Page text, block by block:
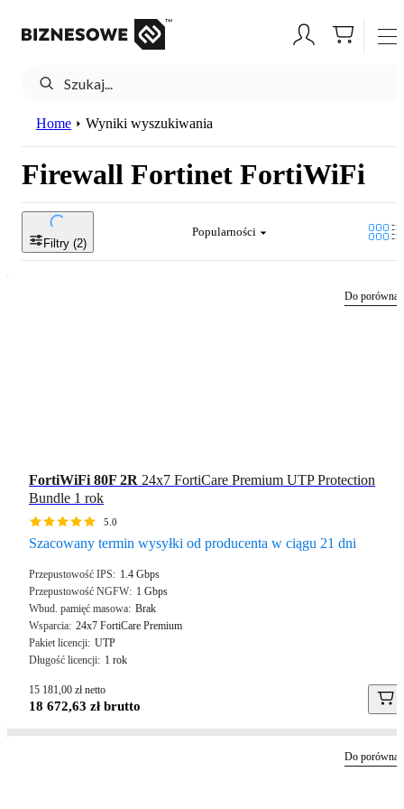
Home Wyniki wyszukiwania
Firewall Fortinet FortiWiFi
Filtry (2)
Popularności
Do
FortiWiFi 80F 2R 24x7 FortiCare Premium UTP Protection
Bundle 1 rok
5.0
Szacowany termin wysyłki od producenta w ciągu 21 dni
Przepustowość IPS
1.4 Gbps
Przepustowość NGFW
1 Gbps
Wbud. pamięć masowa Brak
Wsparcia 24x7 FortiCare Premium
Pakiet licencji UTP
Długość licencji
1 rok
15 181,00 zł netto
18 672,63 zł brutto
Do